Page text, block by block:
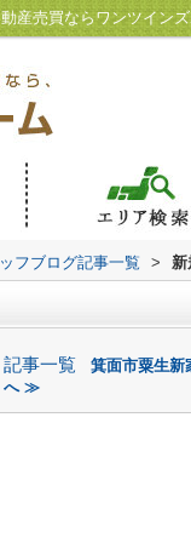
産売買ならワンツイン
フブログ記事一覧 > 新
記事一覧
箕面市粟生
へ ≫